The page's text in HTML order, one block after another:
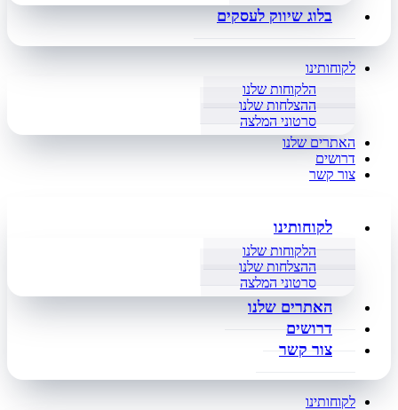
בלוג שיווק לעסקים
לקוחותינו
הלקוחות שלנו
ההצלחות שלנו
סרטוני המלצה
האתרים שלנו
דרושים
צור קשר
לקוחותינו
הלקוחות שלנו
ההצלחות שלנו
סרטוני המלצה
האתרים שלנו
דרושים
צור קשר
לקוחותינו